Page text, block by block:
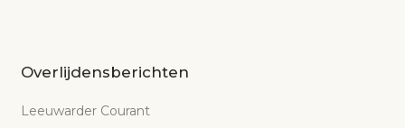
Overlijdensberichten
Leeuwarder Courant